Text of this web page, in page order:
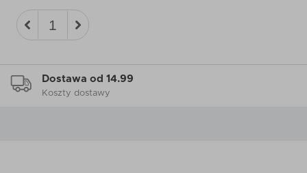
Dostawa od 14.99
Koszty dostawy